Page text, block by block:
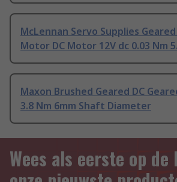
McLennan Servo Supplies
Motor DC Motor 12V dc 0.03 Nm
Maxon Brushed Geared DC
3.8 Nm 6mm Shaft Diameter
Wees als eerste op de